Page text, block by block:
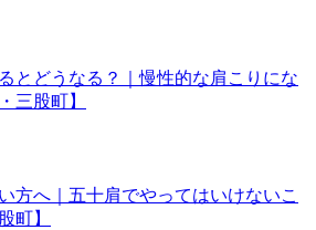
とどうなる？｜慢性的な肩こりにな
三股町】
方へ｜五十肩でやってはいけないこ
町】